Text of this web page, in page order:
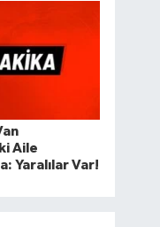
Aile
Yaralılar Var!